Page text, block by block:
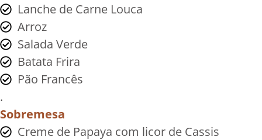
Lanche de Carne Louca
Arroz
Salada Verde
Batata Frira
Pão Francês
.
Sobremesa
Creme de Papaya com licor de Cassis